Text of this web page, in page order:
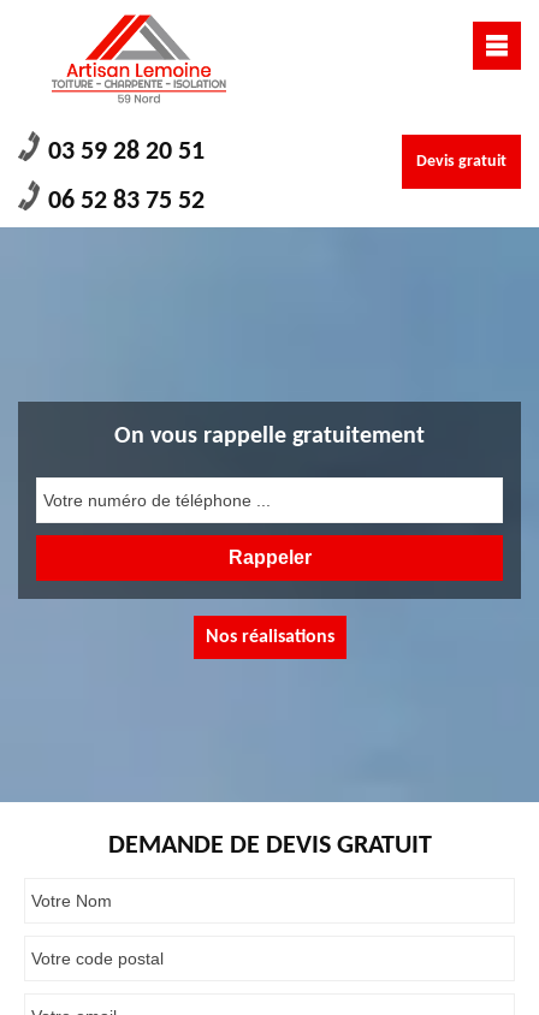
03 59 28 20 51
06 52 83 75 52
Devis gratuit
On vous rappelle gratuitement
Nos réalisations
DEMANDE DE DEVIS GRATUIT